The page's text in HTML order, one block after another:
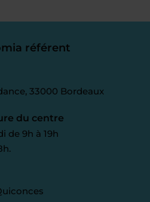
référent
33000 Bordeaux
du centre
de 9h à 19h